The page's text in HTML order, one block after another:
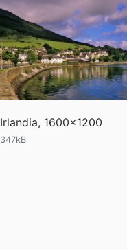
Irlandia, 1600x1200
347kB